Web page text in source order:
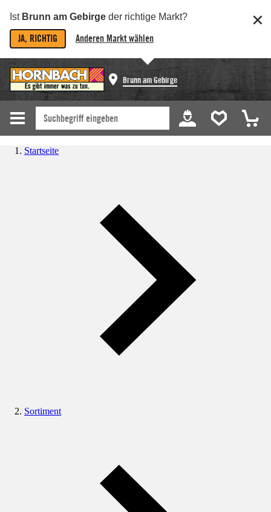
Ist Brunn am Gebirge der richtige Markt?
JA, RICHTIG Anderen Markt wählen
Brunn am Gebirge
Startseite
Sortiment